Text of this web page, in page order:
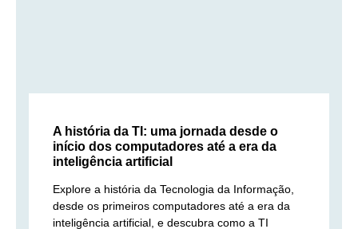
A história da TI: uma jornada desde o
início dos computadores até a era da
inteligência artificial
Explore a história da Tecnologia da Informação,
desde os primeiros computadores até a era da
inteligência artificial, e descubra como a TI